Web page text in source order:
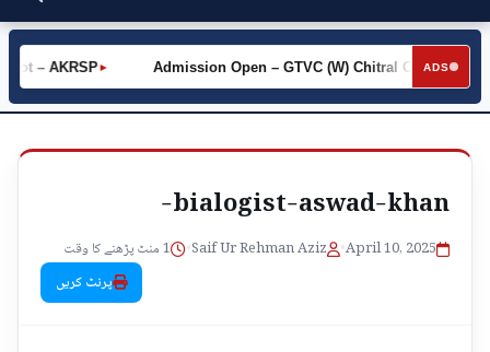
ADS
►
– AKRSP ►
Admission Open – GTVC (W) Chitral City
bialogist-aswad-khan-
April 10, 2025
•
Saif Ur Rehman Aziz
•
1 منٹ پڑھنے کا وقت
پرنٹ کریں